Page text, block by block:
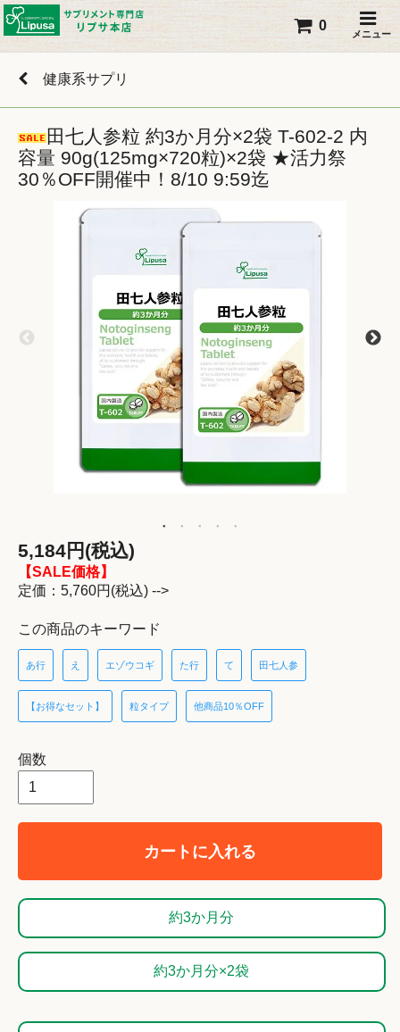
メニュー
0
健康系サプリ
田七人参粒 約3か月分×2袋 T-602-2 内
容量 90g(125mg×720粒)×2袋 ★活力祭
30％OFF開催中！8/10 9:59迄
5,184円(税込)
【SALE価格】
定価：5,760円(税込) -->
この商品のキーワード
あ行 え エゾウコギ た行 て 田七人参
【お得なセット】 粒タイプ 他商品10％OFF
個数
カートに入れる
約3か月分
約3か月分×2袋